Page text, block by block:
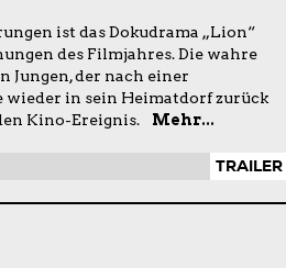
ist das Dokudrama „Lion“
des Filmjahres. Die wahre
Jungen, der nach einer
wieder in sein Heimatdorf zurück
Kino-Ereignis.
Mehr...
TRAILER